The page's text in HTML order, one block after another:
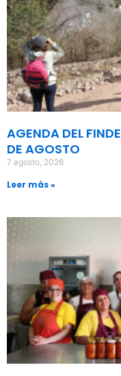
AGENDA DEL
DE AGOSTO
7 agosto, 2026
Leer más »